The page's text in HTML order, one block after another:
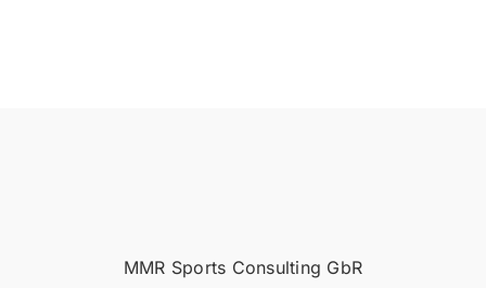
MMR Sports Consulting GbR